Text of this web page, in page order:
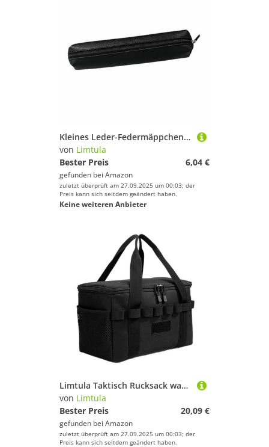
Kleines Leder-Federmäppchen mit Reißverschluss, Organizer, Reise-Kosmetiktasche für Studenten, Erwachsene, modisches Federmäppchen für Studenten, Schwarz
von Limtula
Bester Preis
6,04 €
gefunden bei Amazon
zuletzt überprüft am 27.09.2025 um 00:03; der
Preis kann sich seitdem geändert haben.
Keine weiteren Anbieter
Limtula Taktisch Rucksack wasserdichte Camping Picknicks Organisatoren Große Kapazitätsgeschirrspeicher Für Outdoor Camping Wanderung Großer Kapazität Wanderrucksack
von Limtula
Bester Preis
20,09 €
gefunden bei Amazon
zuletzt überprüft am 27.09.2025 um 00:03; der
Preis kann sich seitdem geändert haben.